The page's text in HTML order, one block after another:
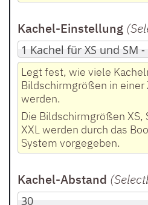
Kachel-Einstellung
Legt fest, wie viele
Bildschirmgrößen in
werden.
Die Bildschirmgrößen XS,
XXL werden durch das
System vorgegeben.
Kachel-Abstand